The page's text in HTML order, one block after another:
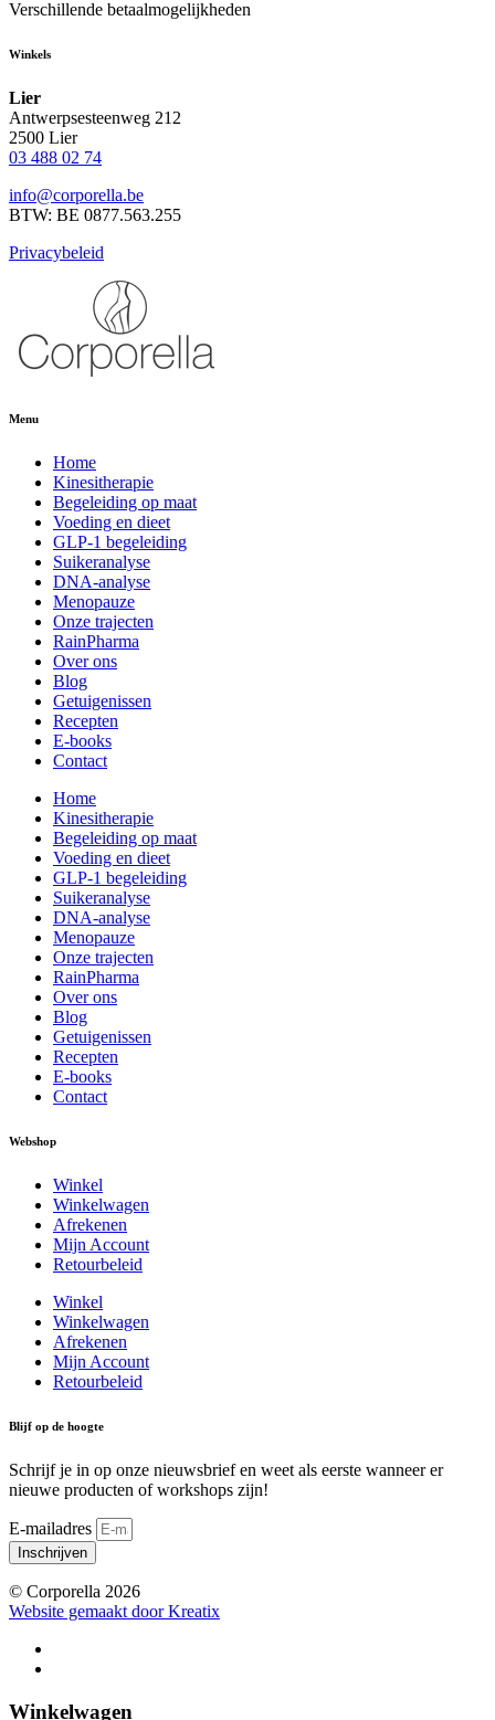
Verschillende betaalmogelijkheden
Winkels
Lier
Antwerpsesteenweg 212
2500 Lier
03 488 02 74
info@corporella.be
BTW: BE 0877.563.255
Privacybeleid
Menu
Home
Kinesitherapie
Begeleiding op maat
Voeding en dieet
GLP-1 begeleiding
Suikeranalyse
DNA-analyse
Menopauze
Onze trajecten
RainPharma
Over ons
Blog
Getuigenissen
Recepten
E-books
Contact
Home
Kinesitherapie
Begeleiding op maat
Voeding en dieet
GLP-1 begeleiding
Suikeranalyse
DNA-analyse
Menopauze
Onze trajecten
RainPharma
Over ons
Blog
Getuigenissen
Recepten
E-books
Contact
Webshop
Winkel
Winkelwagen
Afrekenen
Mijn Account
Retourbeleid
Winkel
Winkelwagen
Afrekenen
Mijn Account
Retourbeleid
Blijf op de hoogte
Schrijf je in op onze nieuwsbrief en weet als eerste wanneer er
nieuwe producten of workshops zijn!
E-mailadres
Inschrijven
© Corporella 2026
Website gemaakt door Kreatix
Winkelwagen